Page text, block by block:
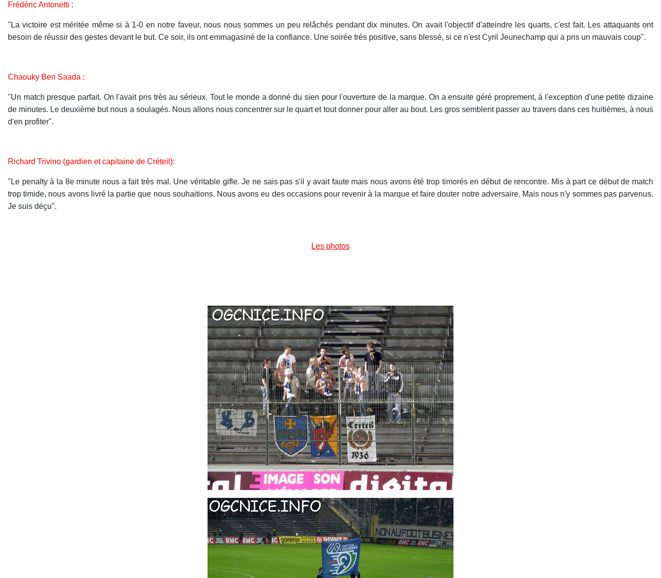
Frédéric Antonetti :
"La victoire est méritée même si à 1-0 en notre faveur, nous nous sommes un peu relâchés pendant dix minutes. On avait l'objectif d'atteindre les quarts, c'est fait. Les attaquants ont
besoin de réussir des gestes devant le but. Ce soir, ils ont emmagasiné de la confiance. Une soirée très positive, sans blessé, si ce n'est Cyril Jeunechamp qui a pris un mauvais coup".
Chaouky Ben Saada :
"Un match presque parfait. On l'avait pris très au sérieux. Tout le monde a donné du sien pour l'ouverture de la marque. On a ensuite géré proprement, à l'exception d'une petite dizaine
de minutes. Le deuxième but nous a soulagés. Nous allons nous concentrer sur le quart et tout donner pour aller au bout. Les gros semblent passer au travers dans ces huitièmes, à nous
d'en profiter".
Richard Trivino (gardien et capitaine de Créteil):
"Le penalty à la 8e minute nous a fait très mal. Une véritable gifle. Je ne sais pas s'il y avait faute mais nous avons été trop timorés en début de rencontre. Mis à part ce début de match
trop timide, nous avons livré la partie que nous souhaitions. Nous avons eu des occasions pour revenir à la marque et faire douter notre adversaire. Mais nous n'y sommes pas parvenus.
Je suis déçu".
Les photos